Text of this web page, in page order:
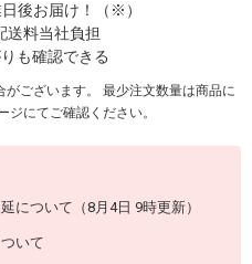
後お届け！（※）
送料当社負担
も確認できる
ございます。 最少注文数量は商品に
ジにてご確認ください。
について（8月4日 9時更新）
いて